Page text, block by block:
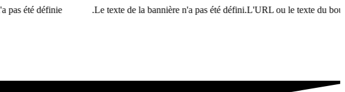
Le texte de la bannière n'a pas été défini.L'URL ou le texte du bouton n'a pas été